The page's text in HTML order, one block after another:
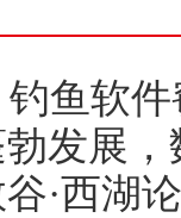
鱼软
发展，
·西湖